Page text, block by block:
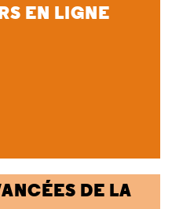
EN LIGNE
DE LA